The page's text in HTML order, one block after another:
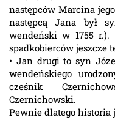
następców Marcina
następcą Jana był
wendeński w 1755 r.).
spadkobierców jeszcze
• Jan drugi to syn
wendeńskiego
cześnik
Czernichowski.
Pewnie dlatego historia